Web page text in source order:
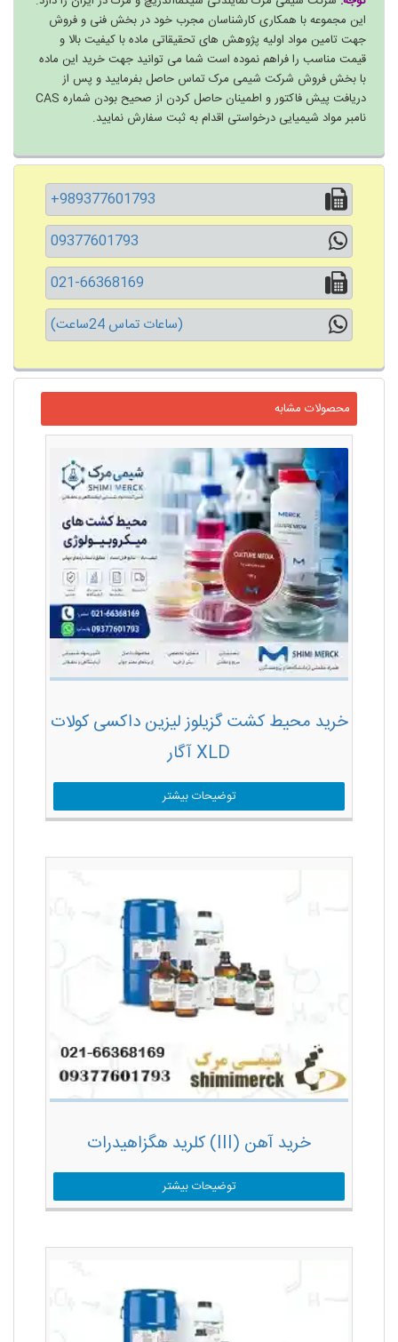
این مجموعه با همکاری کارشناسان مجرب خود در بخش فنی و فروش
جهت تامین مواد اولیه پژوهش های تحقیقاتی ماده با کیفیت بالا و
قیمت مناسب را فراهم نموده است شما می توانید جهت خرید این ماده
با بخش فروش شرکت شیمی مرک تماس حاصل بفرمایید و پس از
دریافت پیش فاکتور و اطمینان حاصل کردن از صحیح بودن شماره CAS
نامبر مواد شیمیایی درخواستی اقدام به ثبت سفارش نمایید.
+989377601793
09377601793
021-66368169
(ساعات تماس 24ساعت)
محصولات مشابه
خرید محیط کشت گزیلوز لیزین داکسی کولات
XLD آگار
توضیحات بیشتر
خرید آهن (III) کلرید هگزاهیدرات
توضیحات بیشتر